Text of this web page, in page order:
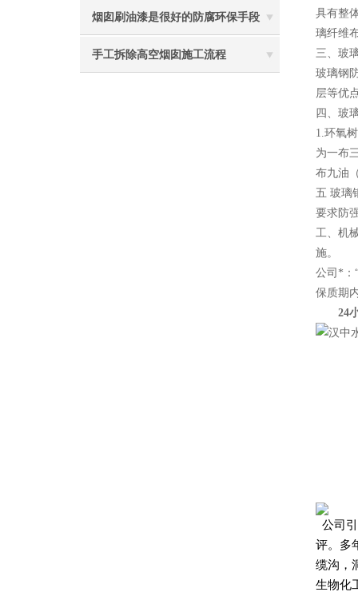
烟囱刷油漆是很好的防腐环保手段
手工拆除高空烟囱施工流程
具有整
璃纤维
三、玻
玻璃钢
层等优
四、玻
1.环氧
为一布
布九油
五 玻璃
要求防
工、机
施。
公司*：
保质期
24小
公司
评。多
缆沟，
生物化